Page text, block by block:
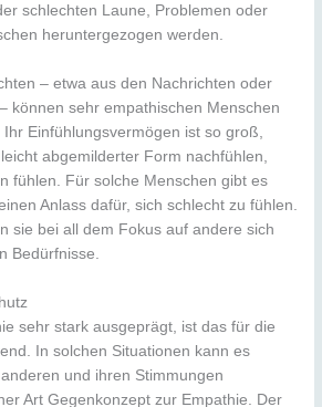
schlechten Laune, Problemen oder
heruntergezogen werden.
– etwa aus den Nachrichten oder
können sehr empathischen Menschen
Einfühlungsvermögen ist so groß,
abgemilderter Form nachfühlen,
fühlen. Für solche Menschen gibt es
Anlass dafür, sich schlecht zu fühlen.
sie bei all dem Fokus auf andere sich
Bedürfnisse.
sehr stark ausgeprägt, ist das für die
In solchen Situationen kann es
und ihren Stimmungen
Art Gegenkonzept zur Empathie. Der